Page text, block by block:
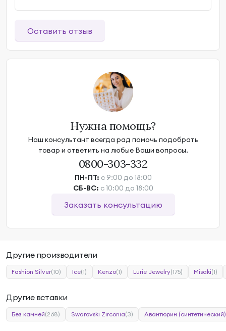
Оставить отзыв
Нужна помощь?
Наш консультант всегда рад помочь подобрать
товар и ответить на любые Ваши вопросы.
0800-303-332
ПН-ПТ: с 9:00 до 18:00
СБ-ВС: с 10:00 до 18:00
Заказать консультацию
Другие производители
Fashion Silver(10) Ice(1) Kenzo(1) Lurie Jewelry(175) Misaki(1)
Другие вставки
Без камней(268) Swarovski Zirconia(3) Авантюрин (синтетический)